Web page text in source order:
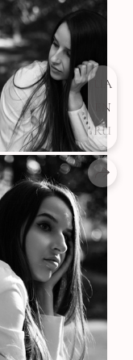
UA
EN
RU